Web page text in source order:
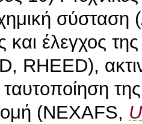
και έλεγχος
RHEED),
ταυτοποίηση
(NEXAFS,